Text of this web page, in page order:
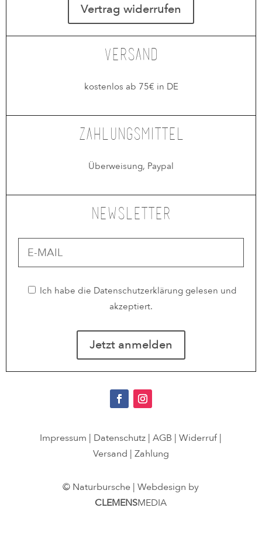
Vertrag widerrufen
Versand
kostenlos ab 75€ in DE
Zahlungsmittel
Überweisung, Paypal
Newsletter
Ich habe die Datenschutzerklärunggelesen und
akzeptiert.
Impressum | Datenschutz |AGB |Widerruf |
Versand | Zahlung
© Naturbursche | Webdesign by
CLEMENSMEDIA